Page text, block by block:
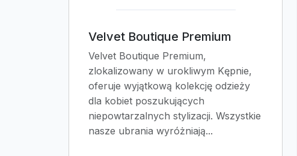
Velvet Boutique Premium
Velvet Boutique Premium,
zlokalizowany w urokliwym Kępnie,
oferuje wyjątkową kolekcję odzieży
dla kobiet poszukujących
niepowtarzalnych stylizacji. Wszystkie
nasze ubrania wyróżniają...